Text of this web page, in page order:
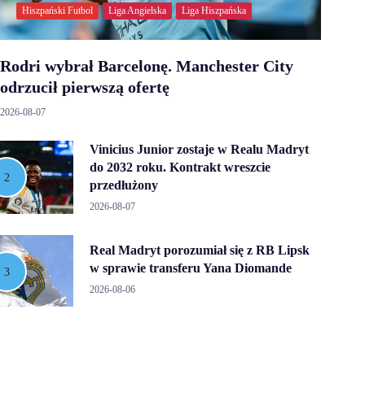
Hiszpański Futbol Liga Angielska Liga Hiszpańska
Rodri wybrał Barcelonę. Manchester City
odrzucił pierwszą ofertę
2026-08-07
Vinicius Junior zostaje w Realu Madryt
do 2032 roku. Kontrakt wreszcie
przedłużony
2026-08-07
Real Madryt porozumiał się z RB Lipsk
w sprawie transferu Yana Diomande
2026-08-06